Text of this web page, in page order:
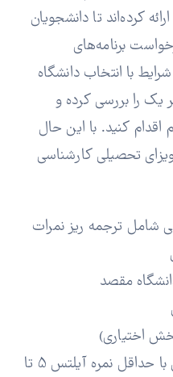
کرده‌اند تا دانشجویان
برنامه‌های
با انتخاب دانشگاه
یک را بررسی کرده و
کنید. با این حال
تحصیلی کارشناسی
شامل ترجمه ریز نمرات
مقصد
اختیاری)
ارائه مدارک زبان انگلیسی با حداقل نمره آیلتس 5 تا